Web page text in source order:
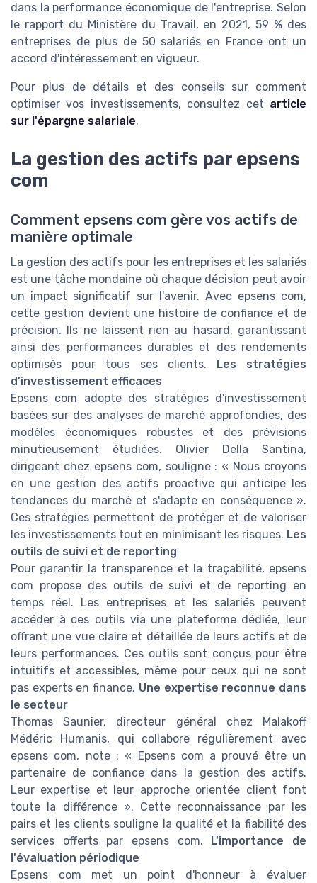
dans la performance économique de l'entreprise. Selon
le rapport du Ministère du Travail, en 2021, 59 % des
entreprises de plus de 50 salariés en France ont un
accord d'intéressement en vigueur.
Pour plus de détails et des conseils sur comment
optimiser vos investissements, consultez cet article
sur l'épargne salariale.
La gestion des actifs par epsens
com
Comment epsens com gère vos actifs de
manière optimale
La gestion des actifs pour les entreprises et les salariés
est une tâche mondaine où chaque décision peut avoir
un impact significatif sur l'avenir. Avec epsens com,
cette gestion devient une histoire de confiance et de
précision. Ils ne laissent rien au hasard, garantissant
ainsi des performances durables et des rendements
optimisés pour tous ses clients.
Les stratégies
d'investissement efficaces
Epsens com adopte des stratégies d'investissement
basées sur des analyses de marché approfondies, des
modèles économiques robustes et des prévisions
minutieusement étudiées. Olivier Della Santina,
dirigeant chez epsens com, souligne : « Nous croyons
en une gestion des actifs proactive qui anticipe les
tendances du marché et s'adapte en conséquence ».
Ces stratégies permettent de protéger et de valoriser
les investissements tout en minimisant les risques. Les
outils de suivi et de reporting
Pour garantir la transparence et la traçabilité, epsens
com propose des outils de suivi et de reporting en
temps réel. Les entreprises et les salariés peuvent
accéder à ces outils via une plateforme dédiée, leur
offrant une vue claire et détaillée de leurs actifs et de
leurs performances. Ces outils sont conçus pour être
intuitifs et accessibles, même pour ceux qui ne sont
pas experts en finance. Une expertise reconnue dans
le secteur
Thomas Saunier, directeur général chez Malakoff
Médéric Humanis, qui collabore régulièrement avec
epsens com, note : « Epsens com a prouvé être un
partenaire de confiance dans la gestion des actifs.
Leur expertise et leur approche orientée client font
toute la différence ». Cette reconnaissance par les
pairs et les clients souligne la qualité et la fiabilité des
services offerts par epsens com.
L'importance de
l'évaluation périodique
Epsens com met un point d'honneur à évaluer